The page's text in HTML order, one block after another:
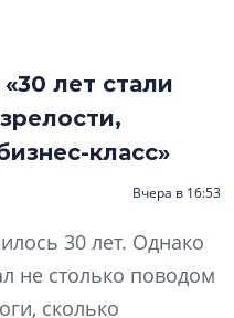
лет стали
класс»
Вчера в 16:53
30 лет. Однако
не столько поводом
сколько